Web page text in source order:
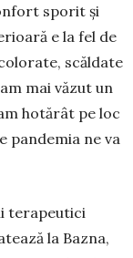
sporit și
e la fel de
scăldate
mai văzut un
hotărât pe loc
pandemia ne va
tera­peutici
la Baz­na,